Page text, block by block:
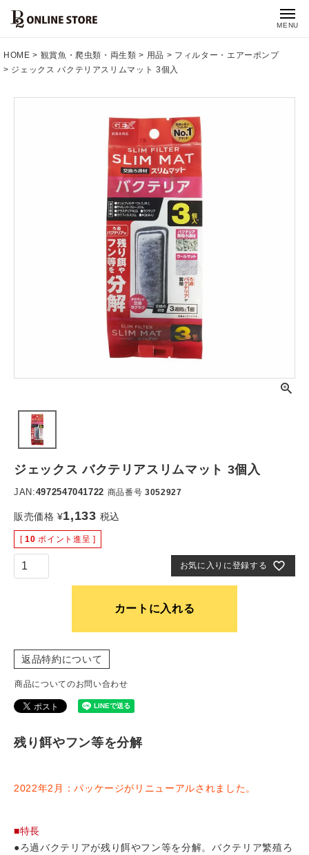
MENU
HOME 観賞魚・爬虫類・両生類 用品
フィルター・エアーポンプ
ジェックス バクテリアスリムマット 3個入
ジェックス バクテリアスリムマット 3個入
JAN:4972547041722 商品番号 3052927
販売価格 ¥1,133 税込
[ 10 ポイント進呈 ]
お気に入りに登録する
カートに入れる
返品特約について
商品についてのお問い合わせ
残り餌やフン等を分解
2022年2月：パッケージがリニューアルされました。
■特長
●ろ過バクテリアが残り餌やフン等を分解。バクテリア繁殖ろ